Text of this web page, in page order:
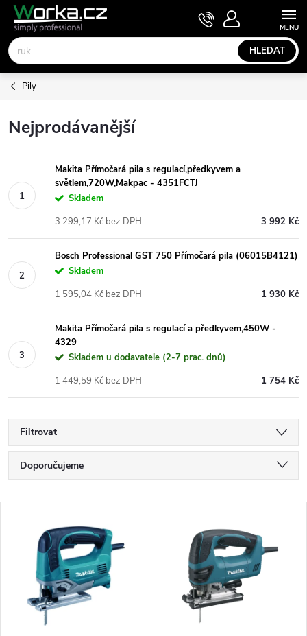
Přejít
obsah
HLEDAT
NÁKUPNÍ
KOŠÍK
Pily
Nejprodávanější
Makita Přímočará pila s regulací,předkyvem a
světlem,720W,Makpac - 4351FCTJ
Skladem
3 992 Kč
3 299,17 Kč bez DPH
Bosch Professional GST 750 Přímočará pila (06015B4121)
Skladem
1 930 Kč
1 595,04 Kč bez DPH
Makita Přímočará pila s regulací a předkyvem,450W -
4329
Skladem u dodavatele (2-7 prac. dnů)
1 754 Kč
1 449,59 Kč bez DPH
Filtrovat
Ř
a
Doporučujeme
Nejprodávanější
Abecedně